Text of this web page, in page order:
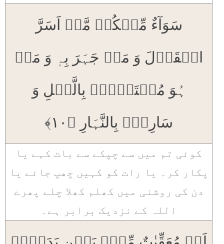
سَوَآءٌ مِّنۡکُمۡ مَّنۡ اَسَرَّ
الۡقَوۡلَ وَ مَنۡ جَہَرَ بِہٖ وَ مَنۡ
ہُوَ مُسۡتَخۡفٍۭ بِالَّیۡلِ وَ
سَارِبٌۢ بِالنَّہَارِ ﴿۱۰﴾
کوئی تم میں سے چپکے سے بات کہے یا
پکار کر۔ یا رات کو کہیں چھپ جائے یا
دن کی روشنی میں کھلم کھلا چلے پھرے
اللہ کے نزدیک برابر ہے۔